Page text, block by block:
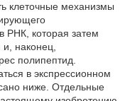
клеточные механизмы
РНК, которая затем
наконец,
полипептид.
в экспрессионном
ниже. Отдельные